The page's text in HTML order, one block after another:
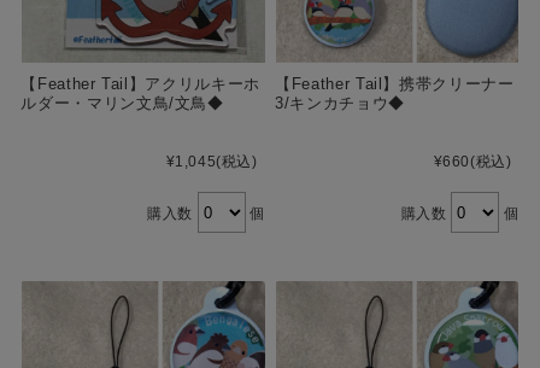
【Feather Tail】アクリルキーホ
ルダー・マリン文鳥/文鳥◆
¥1,045(税込)
購入数 個
【Feather Tail】携帯クリーナー
3/キンカチョウ◆
¥660(税込)
購入数 個